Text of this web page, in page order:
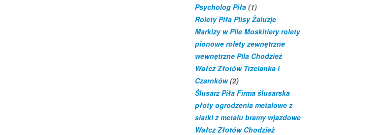
Psycholog Piła (1)
Rolety Piła Plisy Żaluzje
Markizy w Pile Moskitiery rolety
pionowe rolety zewnętrzne
wewnętrzne Pila Chodzież
Wałcz Złotów Trzcianka i
Czarnków(2)
Ślusarz Piła Firma ślusarska
płoty ogrodzenia metalowe z
siatki z metalu bramy wjazdowe
Wałcz Złotów Chodzież